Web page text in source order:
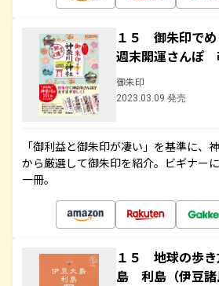
１５ 御朱印で
週末開運さんぽ
御朱印
2023.03.09 発売
「御利益と御朱印が凄い」を基準に、
から厳選して御朱印を紹介。ビギナー
一冊。
１５ 地球の歩
島 利島（伊豆